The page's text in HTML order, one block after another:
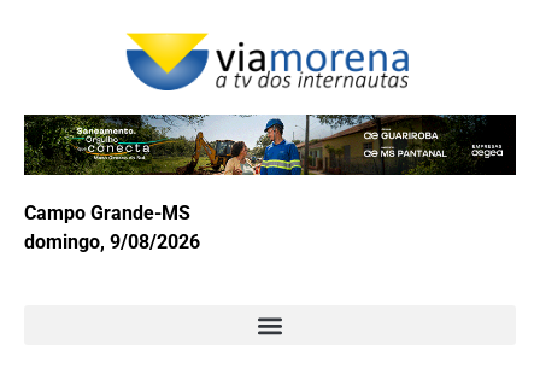
Campo Grande-MS
domingo, 9/08/2026